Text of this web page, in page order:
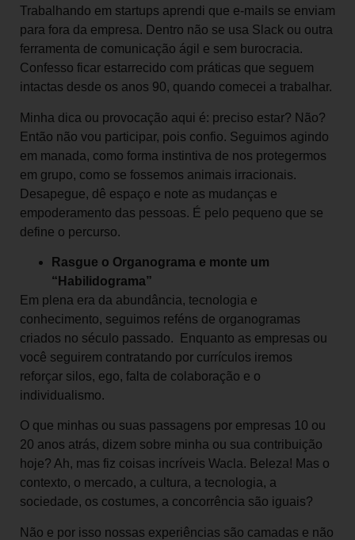
Trabalhando em startups aprendi que e-mails se enviam
para fora da empresa. Dentro não se usa Slack ou outra
ferramenta de comunicação ágil e sem burocracia.
Confesso ficar estarrecido com práticas que seguem
intactas desde os anos 90, quando comecei a trabalhar.
Minha dica ou provocação aqui é: preciso estar? Não?
Então não vou participar, pois confio. Seguimos agindo
em manada, como forma instintiva de nos protegermos
em grupo, como se fossemos animais irracionais.
Desapegue, dê espaço e note as mudanças e
empoderamento das pessoas. É pelo pequeno que se
define o percurso.
Rasgue o Organograma e monte um
“Habilidograma”
Em plena era da abundância, tecnologia e
conhecimento, seguimos reféns de organogramas
criados no século passado. Enquanto as empresas ou
você seguirem contratando por currículos iremos
reforçar silos, ego, falta de colaboração e o
individualismo.
O que minhas ou suas passagens por empresas 10 ou
20 anos atrás, dizem sobre minha ou sua contribuição
hoje? Ah, mas fiz coisas incríveis Wacla. Beleza! Mas o
contexto, o mercado, a cultura, a tecnologia, a
sociedade, os costumes, a concorrência são iguais?
Não e por isso nossas experiências são camadas e não